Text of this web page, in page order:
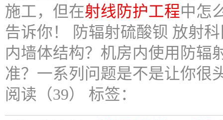
施工，但在射线防护工程中怎
告诉你！ 防辐射硫酸钡 放射
内墙体结构？机房内使用防辐
准？一系列问题是不是让你很
阅读（39） 标签：